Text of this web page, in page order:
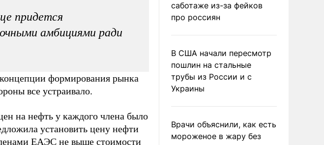
придется
амбициями ради
формирования рынка
все устраивало.
на нефть у каждого члена было
установить цену нефти
ЕАЭС не выше стоимости
саботаже из-за фейков
про россиян
В США начали пересмотр
пошлин на стальные
трубы из России и с
Украины
Врачи объяснили, как есть
мороженое в жару без